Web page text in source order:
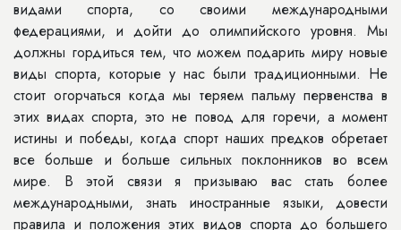
видами спорта, со своими международными
федерациями, и дойти до олимпийского уровня. Мы
должны гордиться тем, что можем подарить миру новые
виды спорта, которые у нас были традиционными. Не
стоит огорчаться когда мы теряем пальму первенства в
этих видах спорта, это не повод для горечи, а момент
истины и победы, когда спорт наших предков обретает
все больше и больше сильных поклонников во всем
мире. В этой связи я призываю вас стать более
международными, знать иностранные языки, довести
правила и положения этих видов спорта до большего